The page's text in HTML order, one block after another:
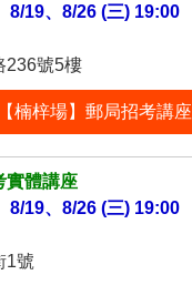
8/19、8/26 (三) 19:00
236號5樓
楠梓場】郵局招考講座
實體講座
8/19、8/26 (三) 19:00
1號